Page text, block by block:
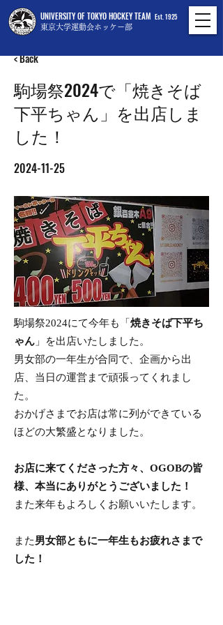
UNIVERSITY OF TOKYO HOCKEY TEAM
東京大学運動会ホッケー部
Est. 1925
< Back
駒場祭2024で「焼きそば
下平ちゃん」を出店しま
した！
2024-11-25
駒場祭2024にて今年も「焼きそば下平ち
ゃん 」を出店いたしました。
男女部の一年生が合同で、企画から出
店、当日の運営まで頑張ってくれまし
た。
おかげさまでお店は常に列ができている
ほどの大繁盛となりました。
お店に来てくださった方々、OGOBの皆
様、本当にありがとうございました！
また来年もよろしくお願いいたします。
また男女部ともに一年生もお疲れさまで
した！